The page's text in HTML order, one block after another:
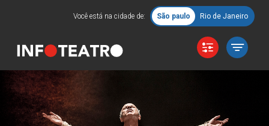
Você está na cidade de: São paulo Rio de Janeiro